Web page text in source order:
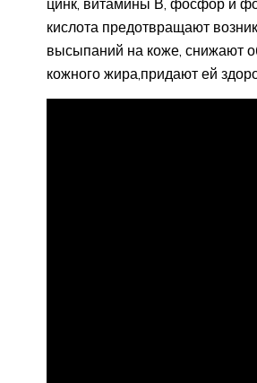
кислота предотвращают
высыпаний на коже, снижают
кожного жира,придают ей